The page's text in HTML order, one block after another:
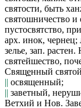
святости, быть
святошничество и
пустосвятство,
арх. инок, чернец;
зелье, зап.
святейшество,
Священный
|| освященный;
|| заветный,
Ветхий и Нов.